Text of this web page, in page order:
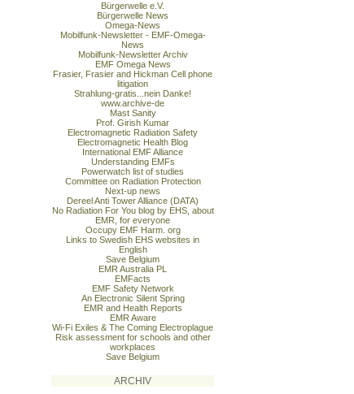
Bürgerwelle e.V.
Bürgerwelle News
Omega-News
Mobilfunk-Newsletter - EMF-Omega-
News
Mobilfunk-Newsletter Archiv
EMF Omega News
Frasier, Frasier and Hickman Cell phone
litigation
Strahlung-gratis...nein Danke!
www.archive-de
Mast Sanity
Prof. Girish Kumar
Electromagnetic Radiation Safety
Electromagnetic Health Blog
International EMF Alliance
Understanding EMFs
Powerwatch list of studies
Committee on Radiation Protection
Next-up news
Dereel Anti Tower Alliance (DATA)
No Radiation For You blog by EHS, about
EMR, for everyone
Occupy EMF Harm. org
Links to Swedish EHS websites in
English
Save Belgium
EMR Australia PL
EMFacts
EMF Safety Network
An Electronic Silent Spring
EMR and Health Reports
EMR Aware
Wi-Fi Exiles & The Coming Electroplague
Risk assessment for schools and other
workplaces
Save Belgium
ARCHIV